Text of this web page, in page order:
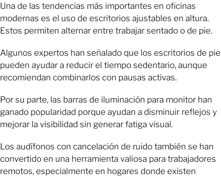
Una de las tendencias más importantes en oficinas
modernas es el uso de escritorios ajustables en altura.
Estos permiten alternar entre trabajar sentado o de pie.
Algunos expertos han señalado que los escritorios de pie
pueden ayudar a reducir el tiempo sedentario, aunque
recomiendan combinarlos con pausas activas.
Por su parte, las barras de iluminación para monitor han
ganado popularidad porque ayudan a disminuir reflejos y
mejorar la visibilidad sin generar fatiga visual.
Los audífonos con cancelación de ruido también se han
convertido en una herramienta valiosa para trabajadores
remotos, especialmente en hogares donde existen